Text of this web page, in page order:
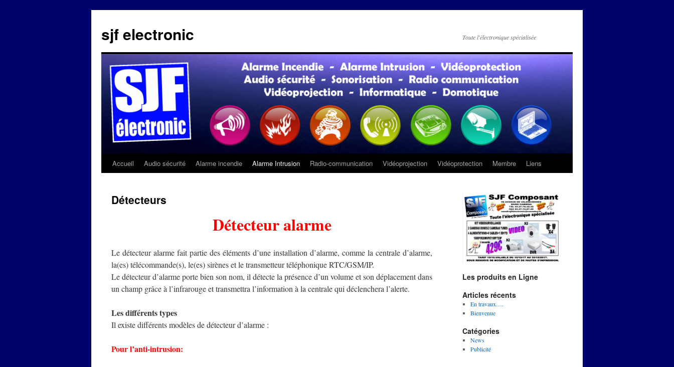
sjf electronic Toute l'électronique spécialisée
Aller
contenu
Accueil Audio sécurité Alarme incendie Alarme Intrusion Radio-communication Vidéoprojection Vidéoprotection Membre Liens
Détecteurs
Détecteur alarme
Le détecteur alarme fait partie des éléments d’une installation d’alarme, comme la centrale d’alarme,
la(es) télécommande(s), le(es) sirènes et le transmetteur téléphonique RTC/GSM/IP.
Le détecteur d’alarme porte bien son nom, il détecte la présence d’un volume et son déplacement dans
un champ grâce à l’infrarouge et transmettra l’information à la centrale qui déclenchera l’alerte.
Les différents types
Il existe différents modèles de détecteur d’alarme :
Pour l’anti-intrusion:
Les produits en Ligne
Articles récents
En travaux….
Bienvenue
Catégories
News
Publicité